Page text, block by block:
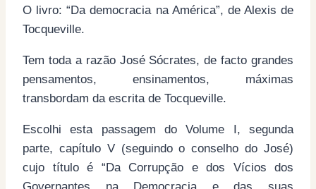
O livro: “Da democracia na América”, de Alexis de
Tocqueville.
Tem toda a razão José Sócrates, de facto grandes
pensamentos, ensinamentos, máximas
transbordam da escrita de Tocqueville.
Escolhi esta passagem do Volume I, segunda
parte, capítulo V (seguindo o conselho do José)
cujo título é “Da Corrupção e dos Vícios dos